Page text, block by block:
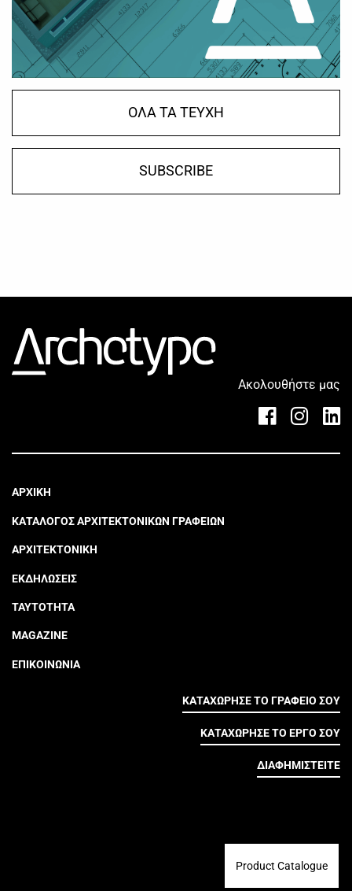
ΟΛΑ ΤΑ ΤΕΥΧΗ
SUBSCRIBE
Ακολουθήστε μας
ΑΡΧΙΚΗ
ΚΑΤΑΛΟΓΟΣ ΑΡΧΙΤΕΚΤΟΝΙΚΩΝ ΓΡΑΦΕΙΩΝ
ΑΡΧΙΤΕΚΤΟΝΙΚΗ
ΕΚΔΗΛΩΣΕΙΣ
ΤΑΥΤΟΤΗΤΑ
MAGAZINE
ΕΠΙΚΟΙΝΩΝΙΑ
ΚΑΤΑΧΩΡΗΣΕ ΤΟ ΓΡΑΦΕΙΟ ΣΟΥ
ΚΑΤΑΧΩΡΗΣΕ ΤΟ ΕΡΓΟ ΣΟΥ
ΔΙΑΦΗΜΙΣΤΕΙΤΕ
Product Catalogue